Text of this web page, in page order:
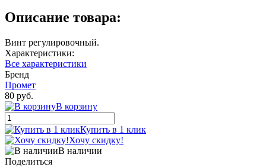
Описание товара:
Винт регулировочный.
Характеристики:
Все характеристики
Бренд
Промет
80 руб.
В корзину
Купить в 1 клик
Хочу скидку!
В наличии
Поделиться